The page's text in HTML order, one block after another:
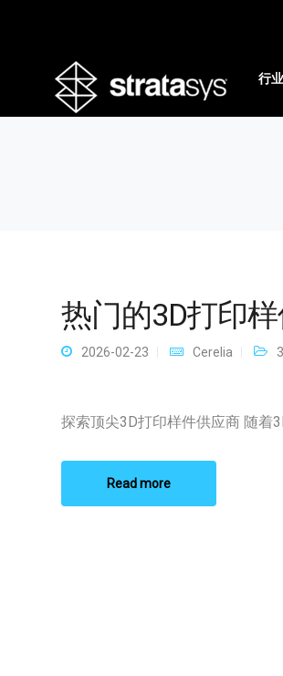
行
热门的3D打印
2026-02-23 Cerelia
探索顶尖3D打印样件供应商 随着
Read more